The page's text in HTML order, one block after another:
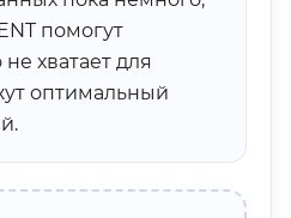
помогут
хватает для
оптимальный